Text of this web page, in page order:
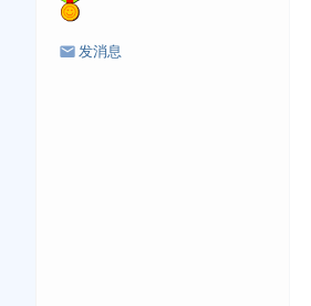
发消息